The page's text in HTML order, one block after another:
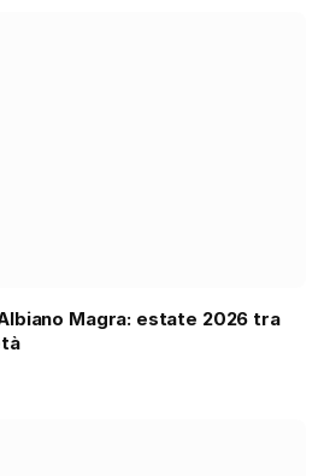
Magra: estate 2026 tra